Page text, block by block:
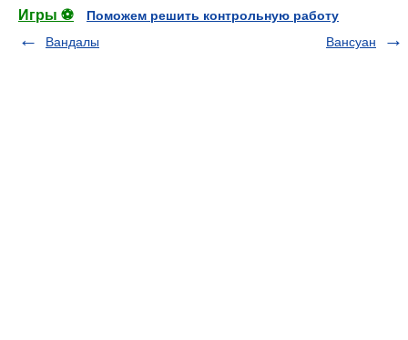
Игры ⚽
Поможем решить контрольную работу
Вандалы
Вансуан